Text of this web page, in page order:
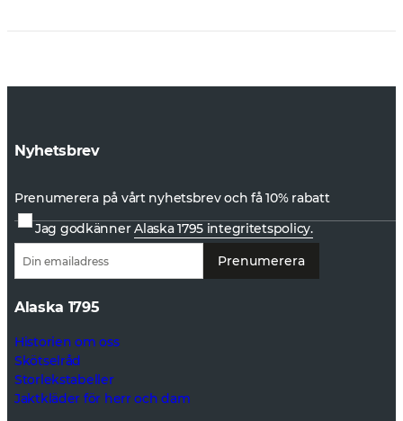
Nyhetsbrev
Prenumerera på vårt nyhetsbrev och få 10% rabatt
Jag godkännerAlaska 1795 integritetspolicy.
Prenumerera
Alaska 1795
Historien om oss
Skötselråd
Storlekstabeller
Jaktkläder för herr och dam